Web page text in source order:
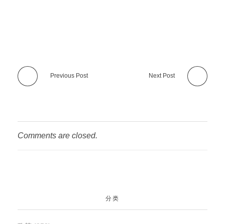
Previous Post Next Post
Comments are closed.
分类